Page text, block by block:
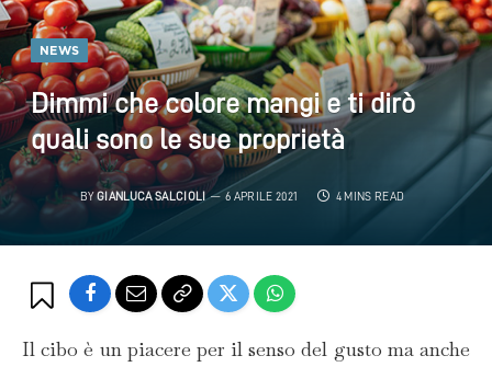
NEWS
Dimmi che colore mangi e ti dirò
quali sono le sue proprietà
BY GIANLUCA SALCIOLI 6 APRILE 2021 4 MINS READ
Il cibo è un piacere per il senso del gusto ma anche